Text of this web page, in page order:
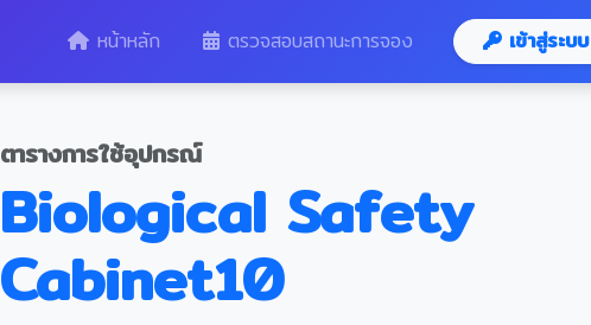
หน้าหลัก ตรวจสอบสถานะการจอง เข้าสู่ระบบ
ตารางการใช้อุปกรณ์
Biological Safety
Cabinet10